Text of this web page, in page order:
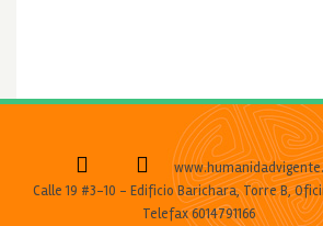
Calle 19 #3-10 - Edificio Barichara, Torre B,
Telefax 6014791166